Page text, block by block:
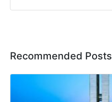
Recommended Posts